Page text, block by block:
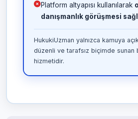
Platform altyapısı kullanılarak
danışmanlık görüşmesi
HukukiUzman yalnızca kamuya
düzenli ve tarafsız biçimde sunan
hizmetidir.